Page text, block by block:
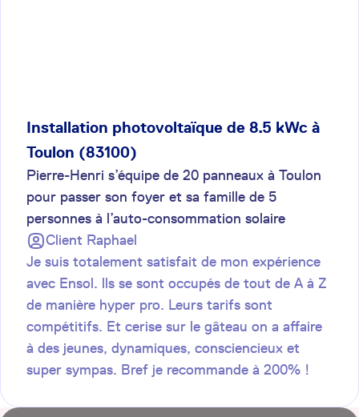
Installation photovoltaïque de 8.5 kWc à
Toulon (83100)
Pierre-Henri s’équipe de 20 panneaux à Toulon
pour passer son foyer et sa famille de 5
personnes à l’auto-consommation solaire
Client Raphael
Je suis totalement satisfait de mon expérience
avec Ensol. lls se sont occupés de tout de A à Z
de manière hyper pro. Leurs tarifs sont
compétitifs. Et cerise sur le gâteau on a affaire
à des jeunes, dynamiques, consciencieux et
super sympas. Bref je recommande à 200% !